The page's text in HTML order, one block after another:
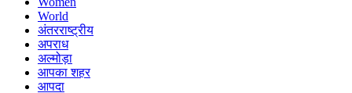
World
अंतरराष्ट्रीय
अपराध
अल्मोड़ा
आपका शहर
आपदा